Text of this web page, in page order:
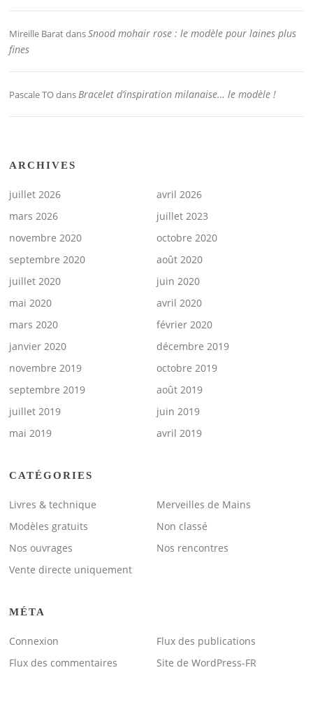
Mireille BaratdansSnood mohair rose : le modèle pour laines plus
fines
Pascale TOdansBracelet d’inspiration milanaise… le modèle !
ARCHIVES
juillet 2026
avril 2026
mars 2026
juillet 2023
novembre 2020
octobre 2020
septembre 2020
août 2020
juillet 2020
juin 2020
mai 2020
avril 2020
mars 2020
février 2020
janvier 2020
décembre 2019
novembre 2019
octobre 2019
septembre 2019
août 2019
juillet 2019
juin 2019
mai 2019
avril 2019
CATÉGORIES
Livres & technique
Merveilles de Mains
Modèles gratuits
Non classé
Nos ouvrages
Nos rencontres
Vente directe uniquement
MÉTA
Connexion
Flux des publications
Flux des commentaires
Site de WordPress-FR